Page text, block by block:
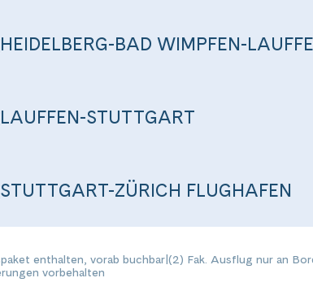
Teile diese Reise
Von Saarstadt zur
Facebook
HEIDELBERG-BAD WIMPFEN-
LAUFFEN-STUTTGART
STUTTGART-ZÜRICH FLUGHAFEN
enthalten, vorab buchbar (2) Fak. Ausflug nur an
vorbehalten